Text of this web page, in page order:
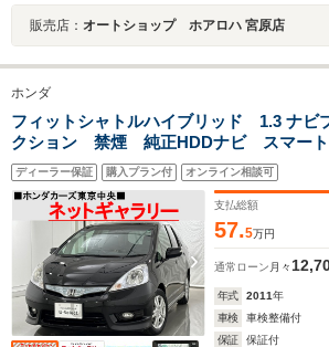
販売店： オートショップ ホアロハ 宮原店
ホンダ
フィットシャトルハイブリッド 1.3 ナビ
クション 禁煙 純正HDDナビ スマー
メラ クルーズコントロール HIDライ
ジックサーバー 地デジ CD/DVD 横滑
検整備2年付き 弊社下取り車
ディーラー保証 購入プラン付 オンライン相談可
支払総額
57.5万円
通常ローン 月々
年式 2011年
車検
車検整備付
保証
保証付